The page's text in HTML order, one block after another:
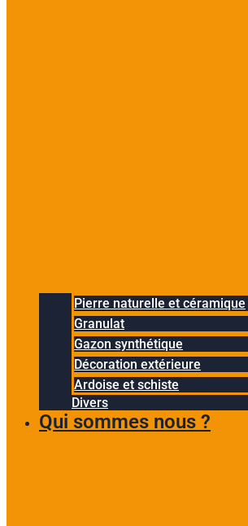
Pierre naturelle et céramique
Granulat
Gazon synthétique
Décoration extérieure
Ardoise et schiste
Divers
Qui sommes nous ?